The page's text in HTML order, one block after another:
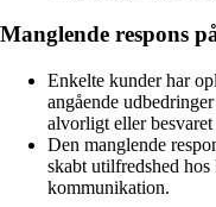
Manglende respons
Enkelte kunder har
angående
alvorligt eller
Den manglende
skabt utilfredshed
kommunikation.